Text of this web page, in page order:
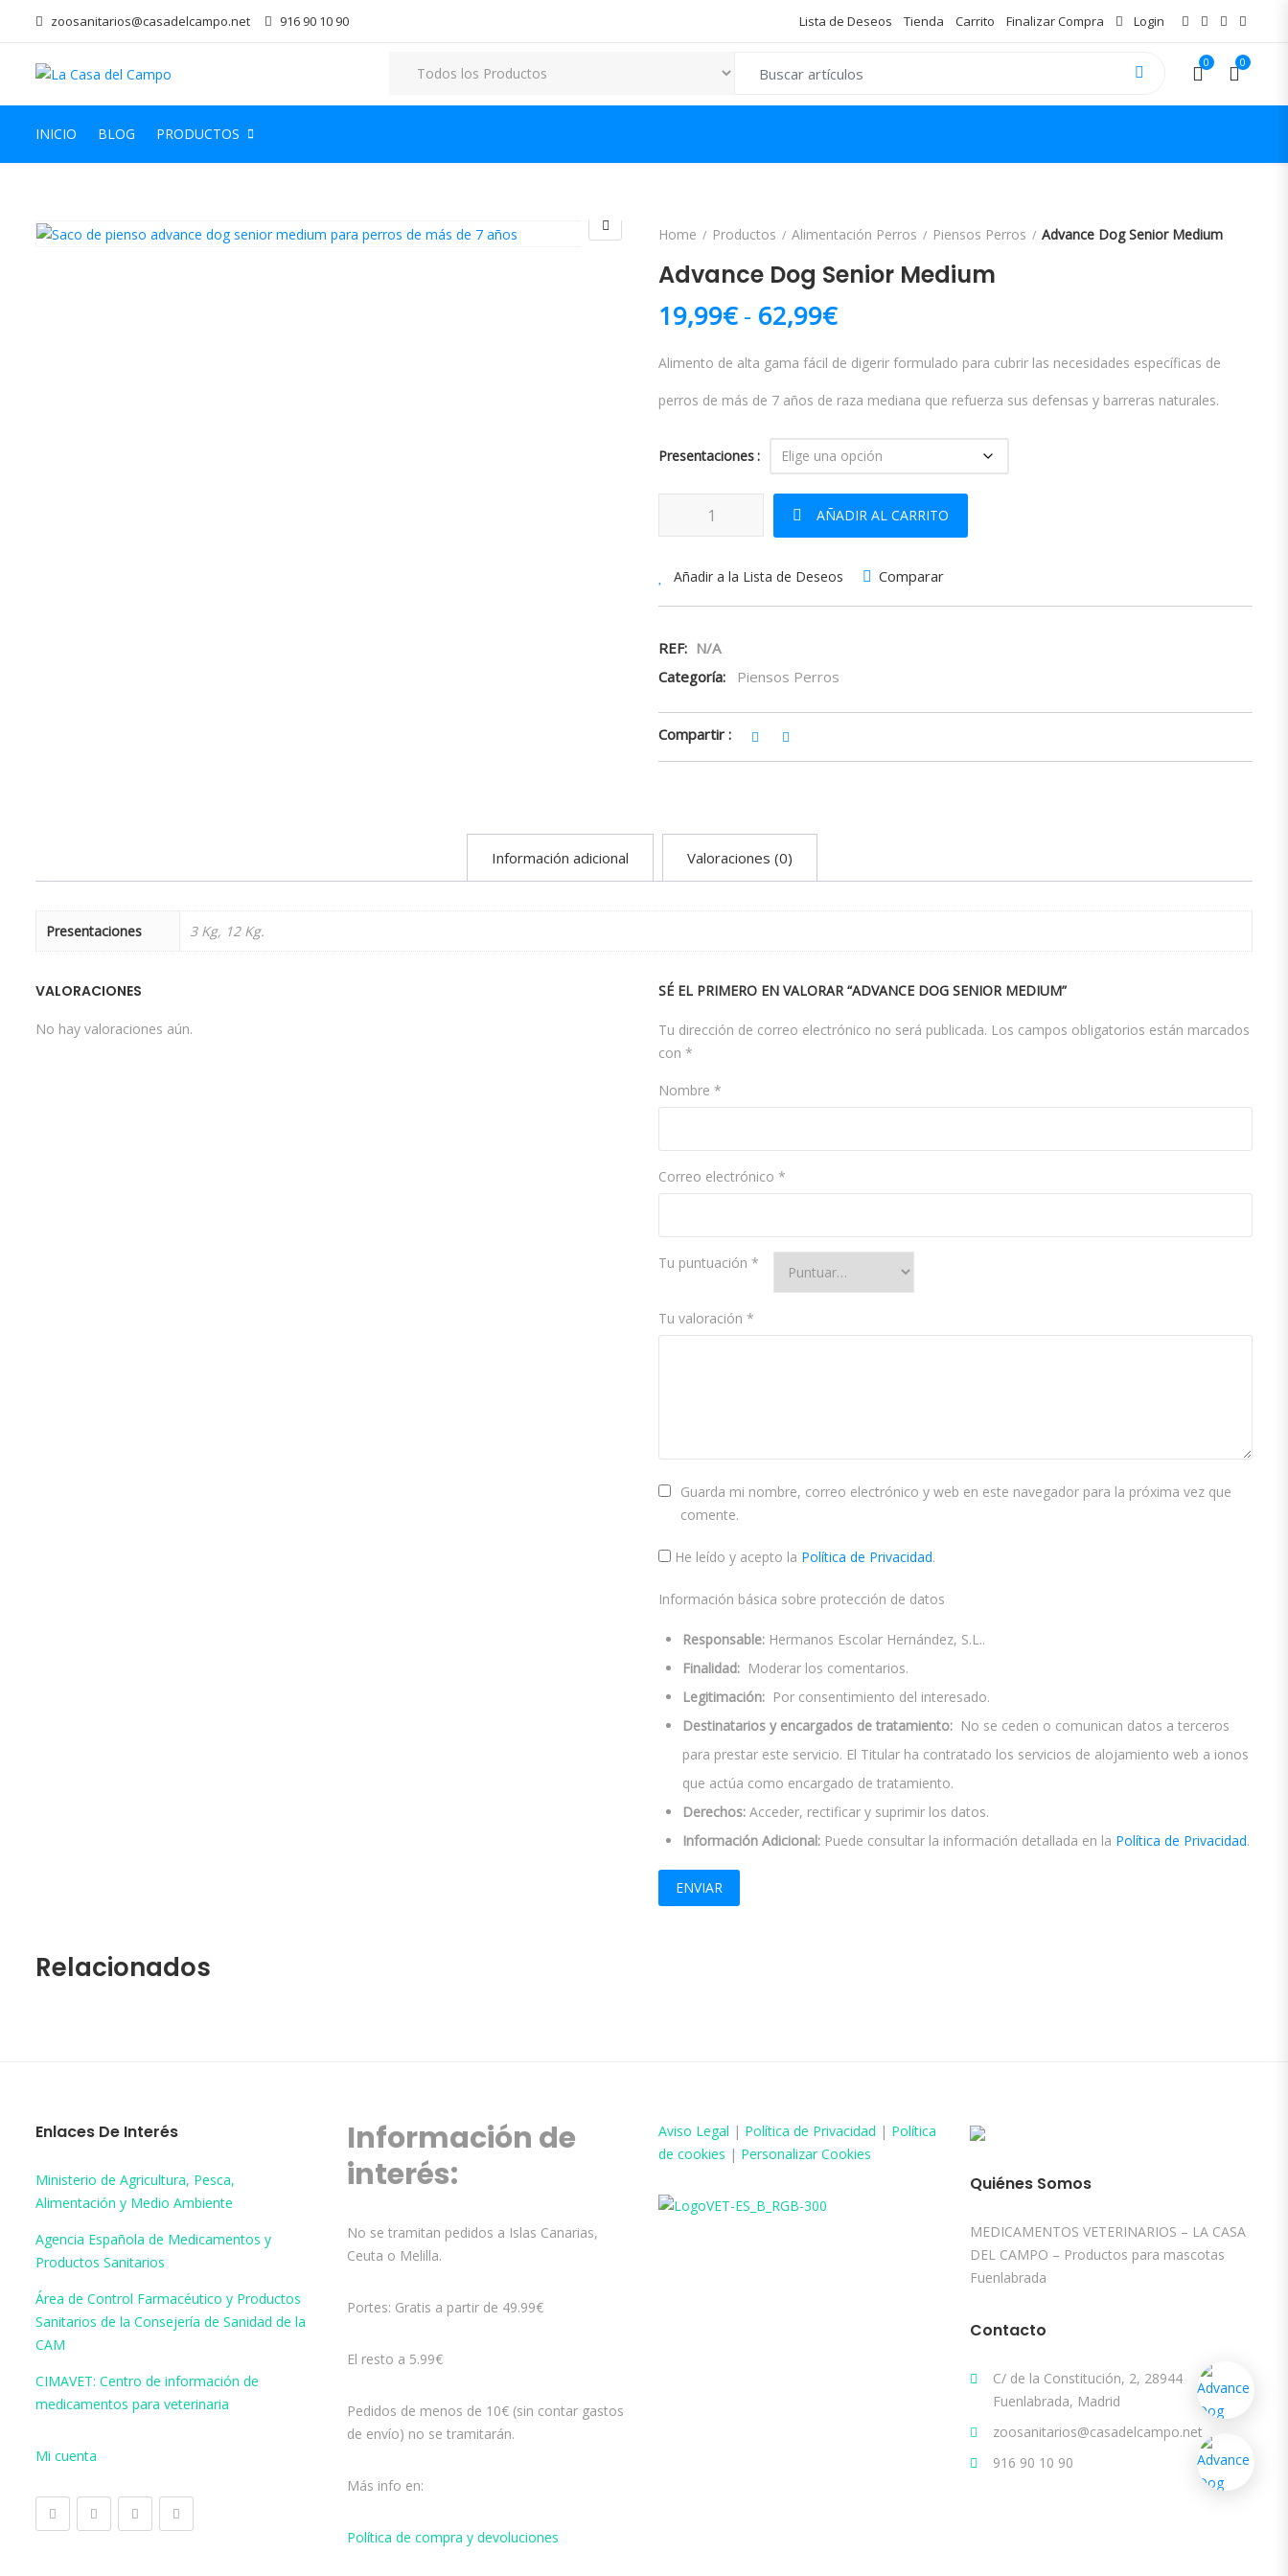
zoosanitarios@casadelcampo.net 916 90 10 90 Lista de Deseos Tienda Carrito Finalizar Compra Login
0 0
INICIO BLOG PRODUCTOS
Home Productos Alimentación Perros Piensos Perros Advance Dog Senior Medium
Advance Dog Senior Medium
19,99€ - 62,99€Rango de precios: desde 19,99€ hasta
Alimento de alta gama fácil de digerir formulado para cubrir las necesidades específicas de
perros de más de 7 años de raza mediana que refuerza sus defensas y barreras naturales.
Presentaciones
Advance Dog Senior Medium cantidad
AÑADIR AL CARRITO
Añadir a la Lista de Deseos Comparar
REF: N/A
Categoría:
Piensos Perros
Compartir :
Información adicional Valoraciones (0)
Presentaciones 3 Kg, 12 Kg.
VALORACIONES
No hay valoraciones aún.
SÉ EL PRIMERO EN VALORAR “ADVANCE DOG SENIOR MEDIUM”
Tu dirección de correo electrónico no será publicada. Los campos obligatorios están marcados
con *
Nombre *
Correo electrónico *
Tu puntuación *
Tu valoración *
Guarda mi nombre, correo electrónico y web en este navegador para la próxima vez que
comente.
He leído y acepto la Política de Privacidad.
Información básica sobre protección de datos
Responsable: Hermanos Escolar Hernández, S.L..
Finalidad: Moderar los comentarios.
Legitimación: Por consentimiento del interesado.
Destinatarios y encargados de tratamiento: No se ceden o comunican datos a terceros
para prestar este servicio. El Titular ha contratado los servicios de alojamiento web a ionos
que actúa como encargado de tratamiento.
Derechos: Acceder, rectificar y suprimir los datos.
Información Adicional: Puede consultar la información detallada en la Política de Privacidad.
Relacionados
Enlaces De Interés
Ministerio de Agricultura, Pesca,
Alimentación y Medio Ambiente
Agencia Española de Medicamentos y
Productos Sanitarios
Área de Control Farmacéutico y Productos
Sanitarios de la Consejería de Sanidad de la
CAM
CIMAVET: Centro de información de
medicamentos para veterinaria
Mi cuenta
Información de
interés:
No se tramitan pedidos a Islas Canarias,
Ceuta o Melilla.
Portes: Gratis a partir de 49.99€
El resto a 5.99€
Pedidos de menos de 10€ (sin contar gastos
de envío) no se tramitarán.
Más info en:
Política de compra y devoluciones
Aviso Legal | Política de Privacidad | Política
de cookies | Personalizar Cookies
Quiénes Somos
MEDICAMENTOS VETERINARIOS – LA CASA
DEL CAMPO – Productos para mascotas
Fuenlabrada
Contacto
C/ de la Constitución, 2, 28944
Fuenlabrada, Madrid
zoosanitarios@casadelcampo.net
916 90 10 90